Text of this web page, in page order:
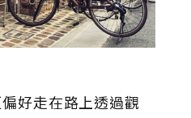
好走在路上透過觀